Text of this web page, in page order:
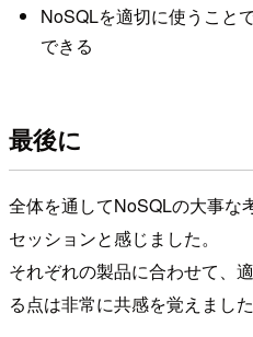
NoSQLを適切に使うこと
できる
最後に
全体を通してNoSQLの大事な
セッションと感じました。
それぞれの製品に合わせて、
る点は非常に共感を覚えました